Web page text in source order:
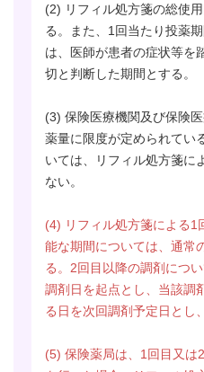
(2) リフィル処方箋の総使
る。また、1回当たり投薬
は、医師が患者の症状等を
切と判断した期間とする。
(3) 保険医療機関及び保険
薬量に限度が定められてい
いては、リフィル処方箋に
ない。
(4) リフィル処方箋による
能な期間については、通常
る。2回目以降の調剤につ
調剤日を起点とし、当該調
る日を次回調剤予定日とし
(5) 保険薬局は、1回目又は